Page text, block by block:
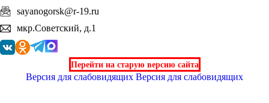
sayanogorsk@r-19.ru
мкр.Советский, д.1
Перейти на старую версию сайта
Версия для слабовидящих Версия для слабовидящих